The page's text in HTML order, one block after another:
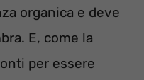
organica e deve
E, come la
per essere